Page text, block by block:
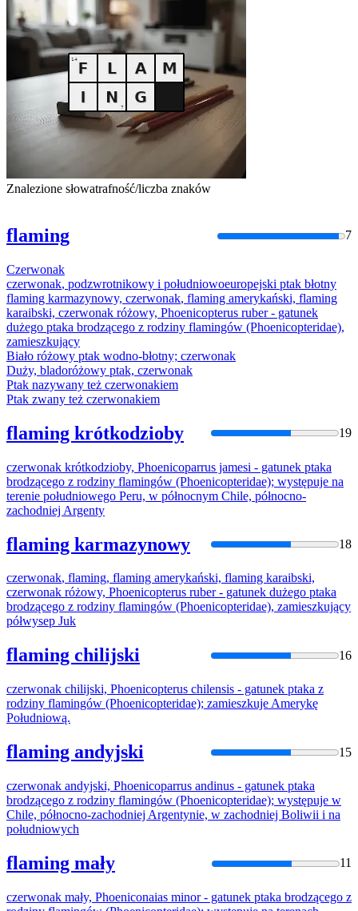
Znalezione słowatrafność/liczba znaków
flaming 7
Czerwonak
czerwonak, podzwrotnikowy i południowoeuropejski ptak błotny
flaming karmazynowy, czerwonak, flaming amerykański, flaming
karaibski, czerwonak różowy, Phoenicopterus ruber - gatunek
dużego ptaka brodzącego z rodziny flamingów (Phoenicopteridae),
zamieszkujący
Biało różowy ptak wodno-błotny; czerwonak
Duży, bladoróżowy ptak, czerwonak
Ptak nazywany też czerwonakiem
Ptak zwany też czerwonakiem
flaming krótkodzioby 19
czerwonak krótkodzioby, Phoenicoparrus jamesi - gatunek ptaka
brodzącego z rodziny flamingów (Phoenicopteridae); występuje na
terenie południowego Peru, w północnym Chile, północno-
zachodniej Argenty
flaming karmazynowy 18
czerwonak, flaming, flaming amerykański, flaming karaibski,
czerwonak różowy, Phoenicopterus ruber - gatunek dużego ptaka
brodzącego z rodziny flamingów (Phoenicopteridae), zamieszkujący
półwysep Juk
flaming chilijski 16
czerwonak chilijski, Phoenicopterus chilensis - gatunek ptaka z
rodziny flamingów (Phoenicopteridae); zamieszkuje Amerykę
Południową.
flaming andyjski 15
czerwonak andyjski, Phoenicoparrus andinus - gatunek ptaka
brodzącego z rodziny flamingów (Phoenicopteridae); występuje w
Chile, północno-zachodniej Argentynie, w zachodniej Boliwii i na
południowych
flaming mały 11
czerwonak mały, Phoeniconaias minor - gatunek ptaka brodzącego z